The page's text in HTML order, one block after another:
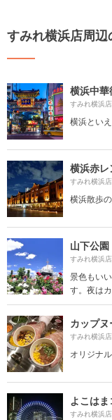
すみれ横浜店周辺
横浜中華
すみれ横浜
横浜とい
横浜赤
すみれ横浜
横浜散歩
山下公園
すみれ横浜
景色もい
す。夜は
カップ
すみれ横浜
オリジナ
よこは
すみれ横浜